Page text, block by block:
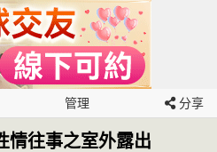
管理 分享
情往事之室外露出